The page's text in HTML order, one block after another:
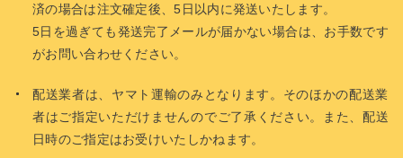
済の場合は注文確定後、5日以内に発送いたします。
5日を過ぎても発送完了メールが届かない場合は、お手数です
がお問い合わせください。
配送業者は、ヤマト運輸のみとなります。そのほかの配送業
者はご指定いただけませんのでご了承ください。また、配送
日時のご指定はお受けいたしかねます。